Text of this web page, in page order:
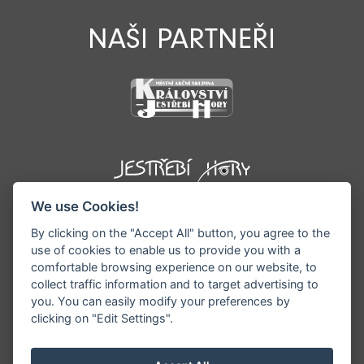
NAŠI PARTNEŘI
©1996 - 2026 Všechna práva vyhrazena serveru
We use Cookies!
By clicking on the "Accept All" button, you agree to the
use of cookies to enable us to provide you with a
comfortable browsing experience on our website, to
collect traffic information and to target advertising to
you. You can easily modify your preferences by
clicking on "Edit Settings".